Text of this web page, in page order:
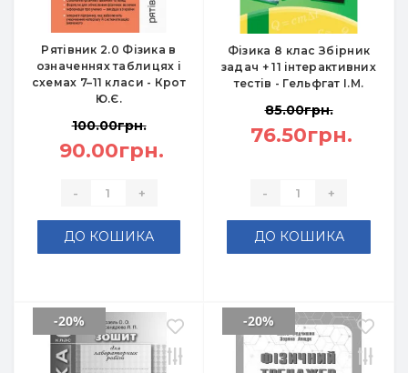
Рятівник 2.0 Фізика в
означеннях таблицях і
схемах 7–11 класи - Крот
Ю.Є.
100.00грн.
90.00грн.
- +
ДО КОШИКА
Фізика 8 клас Збірник
задач + 11 інтерактивних
тестів - Гельфгат І.М.
85.00грн.
76.50грн.
- +
ДО КОШИКА
-20% -20%